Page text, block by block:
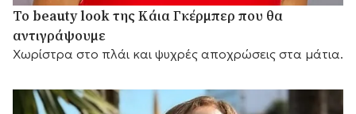
Το beauty look της Κάια Γκέρμπερ που θα
αντιγράψουμε
Χωρίστρα στο πλάι και ψυχρές αποχρώσεις στα μάτια.